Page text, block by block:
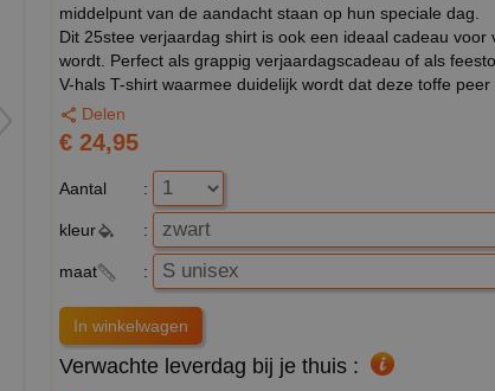
middelpunt van de aandacht staan op hun speciale dag.
Dit 25stee verjaardag shirt is ook een ideaal cadeau
wordt. Perfect als grappig verjaardagscadeau of als
V-hals T-shirt waarmee duidelijk wordt dat deze toffe peer
Delen
€ 24,95
Aantal :
kleur :
maat :
Verwachte leverdag bij je thuis :